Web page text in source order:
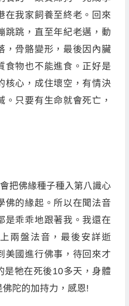
在我家飼養至終老。回來
跳跳，直至年紀老邁，動
，骨骼變形，最後因內臟
食物也不能進食。正好是
核心，成住壞空，有情決
。只要有生命就會死亡，
把佛緣種子種入第八識心
佛的緣起。所以在聞法音
是乖乖地跟著我。我還在
兩盤法音，最後安詳逝
美國進行佛事，待回來才
是牠在死後10多天，身體
陀的加持力，感恩!